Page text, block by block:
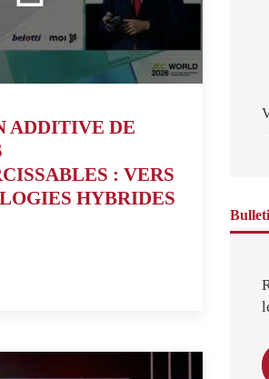
ADDITIVE DE
: VERS
HYBRIDES